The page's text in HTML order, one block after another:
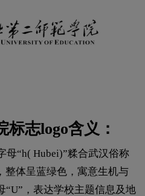
志logo含义：
母“h( Hubei)”糅合武汉俗称
整体呈蓝绿色，寓意生机与
“U”，表达学校主题信息及地